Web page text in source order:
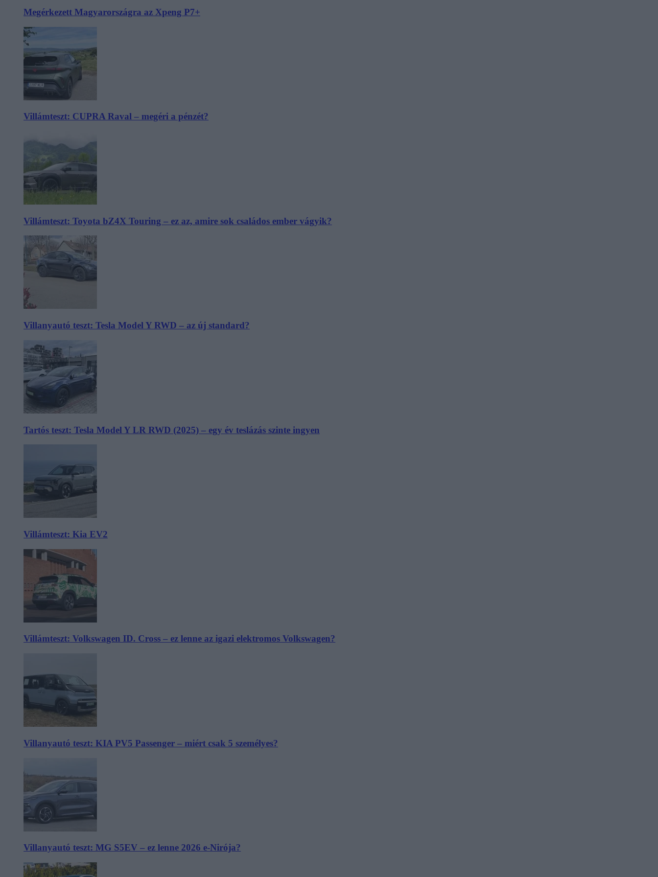
Megérkezett Magyarországra az Xpeng P7+
Villámteszt: CUPRA Raval – megéri a pénzét?
Villámteszt: Toyota bZ4X Touring – ez az, amire sok családos ember vágyik?
Villanyautó teszt: Tesla Model Y RWD – az új standard?
Tartós teszt: Tesla Model Y LR RWD (2025) – egy év teslázás szinte ingyen
Villámteszt: Kia EV2
Villámteszt: Volkswagen ID. Cross – ez lenne az igazi elektromos Volkswagen?
Villanyautó teszt: KIA PV5 Passenger – miért csak 5 személyes?
Villanyautó teszt: MG S5EV – ez lenne 2026 e-Nirója?